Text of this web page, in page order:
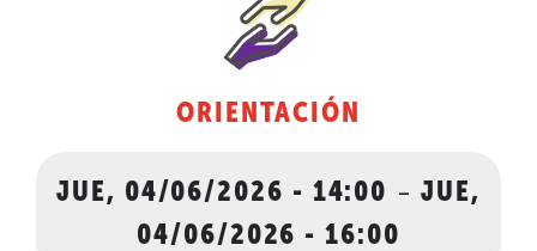
ORIENTACIÓN
JUE, 04/06/2026 - 14:00 -JUE,
04/06/2026 - 16:00